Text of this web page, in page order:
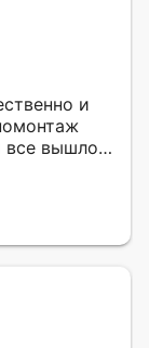
и
все вышло
что могу